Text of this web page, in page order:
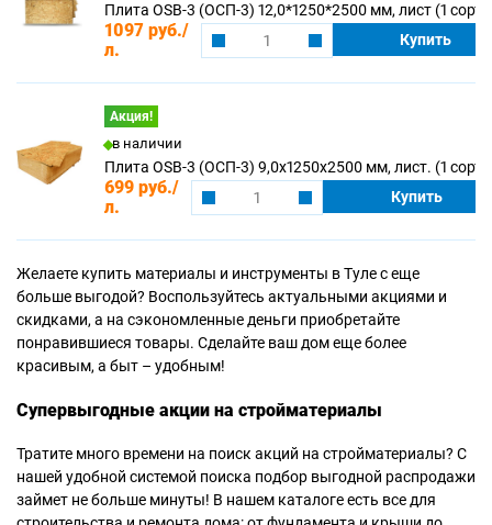
Плита OSB-3 (ОСП-3) 12,0*1250*2500 мм, лист (1 сорт)
1097 руб./
л.
Купить
Акция!
в наличии
Плита OSB-3 (ОСП-3) 9,0х1250х2500 мм, лист. (1 сорт)
699 руб./
л.
Купить
Желаете купить материалы и инструменты в Туле с еще
больше выгодой? Воспользуйтесь актуальными акциями и
скидками, а на сэкономленные деньги приобретайте
понравившиеся товары. Сделайте ваш дом еще более
красивым, а быт – удобным!
Супервыгодные акции на стройматериалы
Тратите много времени на поиск акций на стройматериалы? С
нашей удобной системой поиска подбор выгодной распродажи
займет не больше минуты! В нашем каталоге есть все для